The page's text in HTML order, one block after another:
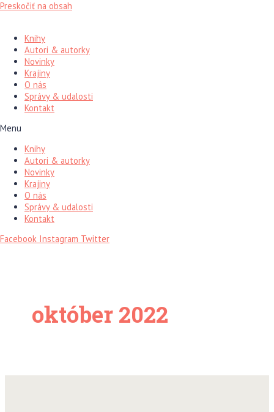
Preskočiť na obsah
Knihy
Autori & autorky
Novinky
Krajiny
O nás
Správy & udalosti
Kontakt
Menu
Knihy
Autori & autorky
Novinky
Krajiny
O nás
Správy & udalosti
Kontakt
Facebook Instagram Twitter
október 2022